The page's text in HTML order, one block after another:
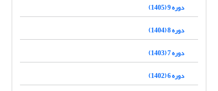
دوره 9 (1405)
دوره 8 (1404)
دوره 7 (1403)
دوره 6 (1402)